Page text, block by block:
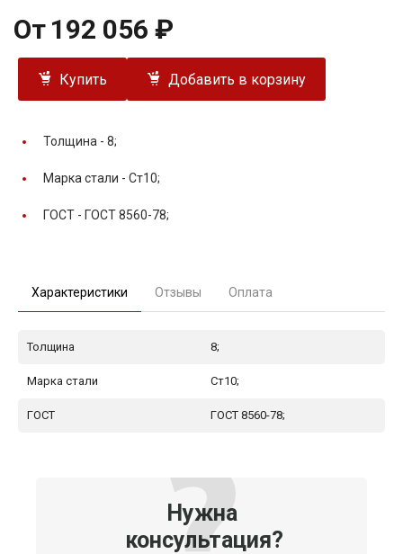
От 192 056 ₽
Купить Добавить в корзину
Толщина - 8;
Марка стали - Ст10;
ГОСТ - ГОСТ 8560-78;
Характеристики Отзывы Оплата
Толщина 8;
Марка стали Ст10;
ГОСТ ГОСТ 8560-78;
Нужна
консультация?